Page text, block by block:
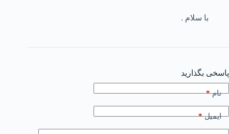
با سلام .
پاسخی بگذارید
نام*
ایمیل*